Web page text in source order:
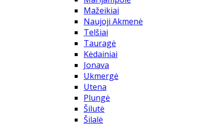
Mažeikiai
Naujoji Akmenė
Telšiai
Tauragė
Kėdainiai
Jonava
Ukmergė
Utena
Plungė
Šilutė
Šilalė